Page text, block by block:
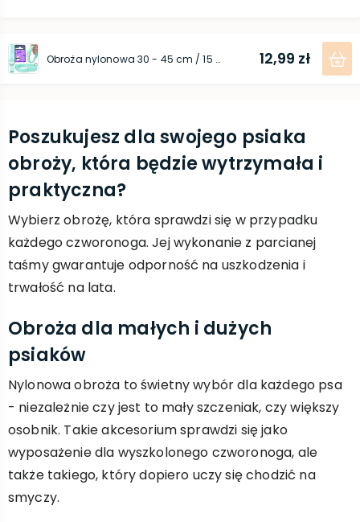
Obroża nylonowa 30 - 45 cm / 15 mm miętowa 12,99 zł
Poszukujesz dla swojego psiaka
obroży, która będzie wytrzymała i
praktyczna?
Wybierz obrożę, która sprawdzi się w przypadku
każdego czworonoga. Jej wykonanie z parcianej
taśmy gwarantuje odporność na uszkodzenia i
trwałość na lata.
Obroża dla małych i dużych
psiaków
Nylonowa obroża to świetny wybór dla każdego psa
- niezależnie czy jest to mały szczeniak, czy większy
osobnik. Takie akcesorium sprawdzi się jako
wyposażenie dla wyszkolonego czworonoga, ale
także takiego, który dopiero uczy się chodzić na
smyczy.